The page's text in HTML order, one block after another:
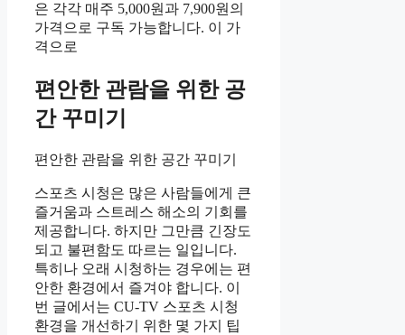
은 각각 매주 5,000원과 7,900원의
가격으로 구독 가능합니다. 이 가
격으로
편안한 관람을 위한 공
간 꾸미기
편안한 관람을 위한 공간 꾸미기
스포츠 시청은 많은 사람들에게 큰
즐거움과 스트레스 해소의 기회를
제공합니다. 하지만 그만큼 긴장도
되고 불편함도 따르는 일입니다.
특히나 오래 시청하는 경우에는 편
안한 환경에서 즐겨야 합니다. 이
번 글에서는 CU-TV 스포츠 시청
환경을 개선하기 위한 몇 가지 팁